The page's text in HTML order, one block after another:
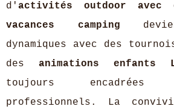
d' activités outdoor avec
vacances camping
dynamiques avec des
des animations enfants
toujours
professionnels. La